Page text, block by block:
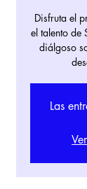
Disfruta el
el talento de
diálgoso
Las